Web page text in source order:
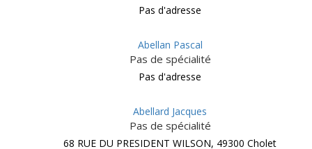
Pas d'adresse
Abellan Pascal
Pas de spécialité
Pas d'adresse
Abellard Jacques
Pas de spécialité
68 RUE DU PRESIDENT WILSON, 49300 Cholet